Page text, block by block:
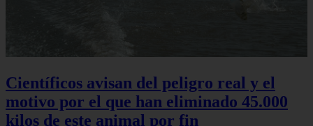
Científicos avisan del peligro real y el
motivo por el que han eliminado 45.000
kilos de este animal por fin